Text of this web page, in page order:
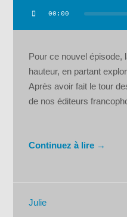
Lecteur
00:00
Pour ce nouvel épisode,
hauteur, en partant
Après avoir fait le tour
de nos éditeurs
Continuez à lire →
Julie